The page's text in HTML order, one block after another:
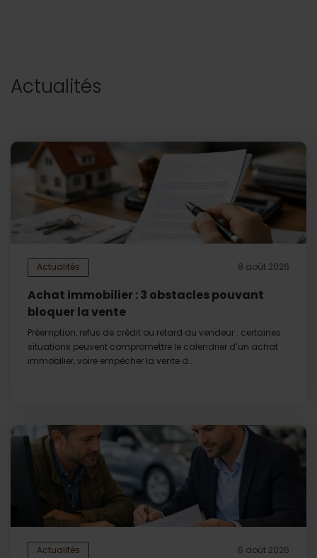
Actualités
Actualités 8 août 2026
Achat immobilier : 3 obstacles pouvant
bloquer la vente
Préemption, refus de crédit ou retard du vendeur : certaines
situations peuvent compromettre le calendrier d’un achat
immobilier, voire empêcher la vente d...
Actualités 6 août 2026